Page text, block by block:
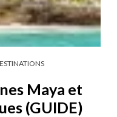
Maya et
(GUIDE)